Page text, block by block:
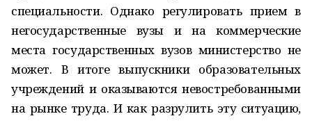
специальности. Однако регулировать прием в
негосударственные вузы и на коммерческие
места государственных вузов министерство не
может. В итоге выпускники образовательных
учреждений и оказываются невостребованными
на рынке труда. И как разрулить эту ситуацию,